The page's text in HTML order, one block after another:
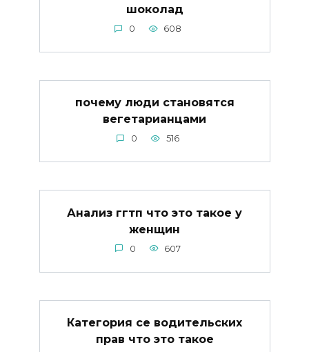
шоколад
0 608
почему люди становятся
вегетарианцами
0 516
Анализ ггтп что это такое у
женщин
0 607
Категория се водительских
прав что это такое